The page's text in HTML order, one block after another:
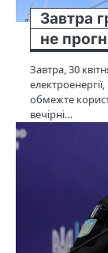
Завтра
не
Завтра, 30
обмежте
вечірні…